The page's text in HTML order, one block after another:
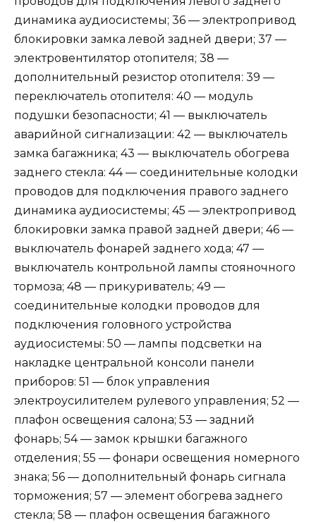
динамика аудиосистемы; 36 — электропривод
блокировки замка левой задней двери; 37 —
электровентилятор отопителя; 38 —
дополнительный резистор отопителя: 39 —
переключатель отопителя: 40 — модуль
подушки безопасности; 41 — выключатель
аварийной сигнализации: 42 — выключатель
замка багажника; 43 — выключатель обогрева
заднего стекла: 44 — соединительные колодки
проводов для подключения правого заднего
динамика аудиосистемы; 45 — электропривод
блокировки замка правой задней двери; 46 —
выключатель фонарей заднего хода; 47 —
выключатель контрольной лампы стояночного
тормоза; 48 — прикуриватель; 49 —
соединительные колодки проводов для
подключения головного устройства
аудиосистемы: 50 — лампы подсветки на
накладке центральной консоли панели
приборов: 51 — блок управления
электроусилителем рулевого управления; 52 —
плафон освещения салона; 53 — задний
фонарь; 54 — замок крышки багажного
отделения; 55 — фонари освещения номерного
знака; 56 — дополнительный фонарь сигнала
торможения; 57 — элемент обогрева заднего
стекла; 58 — плафон освещения багажного